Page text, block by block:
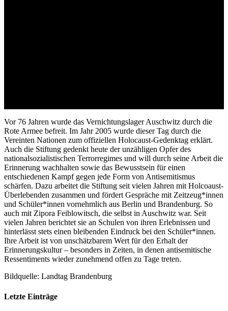
Vor 76 Jahren wurde das Vernichtungslager Auschwitz durch die
Rote Armee befreit. Im Jahr 2005 wurde dieser Tag durch die
Vereinten Nationen zum offiziellen Holocaust-Gedenktag erklärt.
Auch die Stiftung gedenkt heute der unzähligen Opfer des
nationalsozialistischen Terrorregimes und will durch seine Arbeit die
Erinnerung wachhalten sowie das Bewusstsein für einen
entschiedenen Kampf gegen jede Form von Antisemitismus
schärfen. Dazu arbeitet die Stiftung seit vielen Jahren mit Holcoaust-
Überlebenden zusammen und fördert Gespräche mit Zeitzeug*innen
und Schüler*innen vornehmlich aus Berlin und Brandenburg. So
auch mit Zipora Feiblowitsch, die selbst in Auschwitz war. Seit
vielen Jahren berichtet sie an Schulen von ihren Erlebnissen und
hinterlässt stets einen bleibenden Eindruck bei den Schüler*innen.
Ihre Arbeit ist von unschätzbarem Wert für den Erhalt der
Erinnerungskultur – besonders in Zeiten, in denen antisemitische
Ressentiments wieder zunehmend offen zu Tage treten.
Bildquelle: Landtag Brandenburg
Letzte Einträge